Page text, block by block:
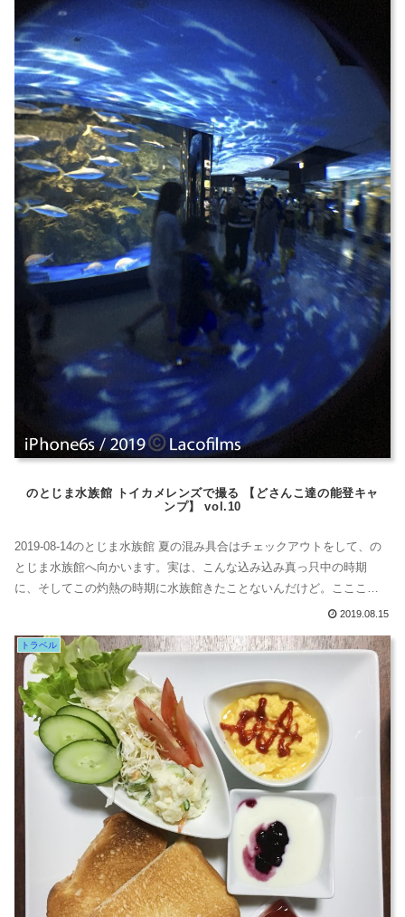
のとじま水族館 トイカメレンズで撮る 【どさんこ達の能登キャ
ンプ】 vol.10
2019-08-14のとじま水族館 夏の混み具合はチェックアウトをして、の
とじま水族館へ向かいます。実は、こんな込み込み真っ只中の時期
に、そしてこの灼熱の時期に水族館きたことないんだけど。こここ、
こわい。本当は、人混みとか、僕は怖いんだ！ええと、パニクった時
と一緒だから大丈夫。ダイソーのセルカレンズは神コスパのトイカメ
レンズダ...
2019.08.15
トラベル